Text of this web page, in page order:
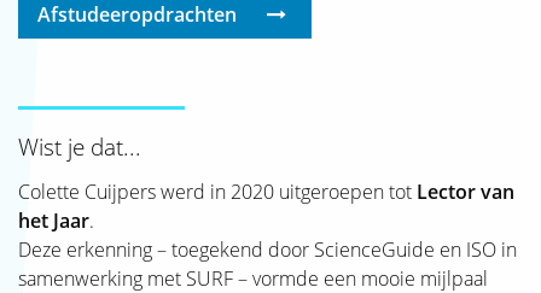
Afstudeeropdrachten
Wist je dat...
Colette Cuijpers werd in 2020 uitgeroepen tot Lector van
het Jaar.
Deze erkenning – toegekend door ScienceGuide en ISO in
samenwerking met SURF – vormde een mooie mijlpaal